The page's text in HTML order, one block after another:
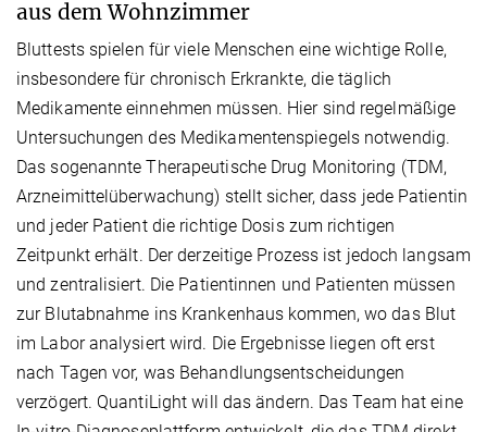
aus dem Wohnzimmer
Bluttests spielen für viele Menschen eine wichtige Rolle,
insbesondere für chronisch Erkrankte, die täglich
Medikamente einnehmen müssen. Hier sind regelmäßige
Untersuchungen des Medikamentenspiegels notwendig.
Das sogenannte Therapeutische Drug Monitoring (TDM,
Arzneimittelüberwachung) stellt sicher, dass jede Patientin
und jeder Patient die richtige Dosis zum richtigen
Zeitpunkt erhält. Der derzeitige Prozess ist jedoch langsam
und zentralisiert. Die Patientinnen und Patienten müssen
zur Blutabnahme ins Krankenhaus kommen, wo das Blut
im Labor analysiert wird. Die Ergebnisse liegen oft erst
nach Tagen vor, was Behandlungsentscheidungen
verzögert. QuantiLight will das ändern. Das Team hat eine